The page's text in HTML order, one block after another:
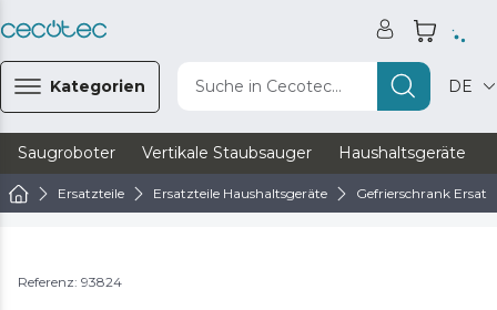
Kategorien Suche in Cecotec... DE
Saugroboter Vertikale Staubsauger Haushaltsgeräte
Ersatzteile Ersatzteile Haushaltsgeräte Gefrierschrank
Referenz: 93824